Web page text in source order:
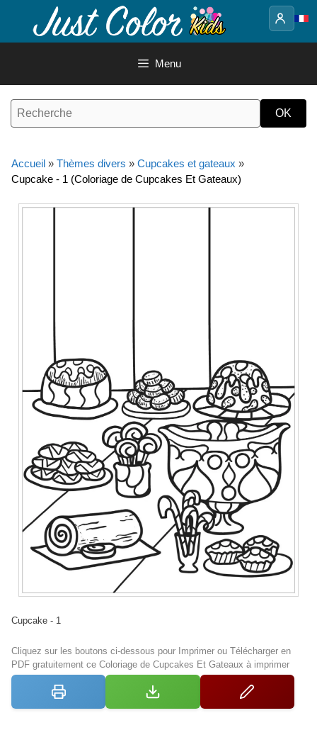
contenu
Menu
Accueil » Thèmes divers » Cupcakes et gateaux »
Cupcake - 1 (Coloriage de Cupcakes Et Gateaux)
Cupcake - 1
Cliquez sur les boutons ci-dessous pour Imprimer ou Télécharger en
PDF gratuitement ce Coloriage de Cupcakes Et Gateaux à imprimer